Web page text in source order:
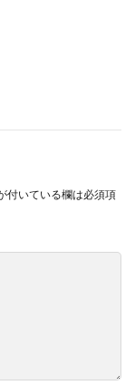
付いている欄は必須項